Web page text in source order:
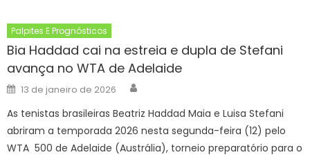
Palpites E Prognósticos
Bia Haddad cai na estreia e dupla de Stefani
avança no WTA de Adelaide
Posted
on
13 de janeiro de 2026
As tenistas brasileiras Beatriz Haddad Maia e Luisa Stefani
abriram a temporada 2026 nesta segunda-feira (12) pelo
WTA 500 de Adelaide (Austrália), torneio preparatório para o